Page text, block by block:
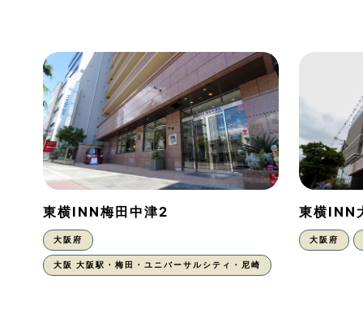
東横INN梅田中津2
大阪府
大阪 大阪駅・梅田・ユニバーサルシティ・尼崎
東横INN
大阪府